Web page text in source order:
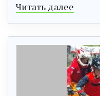
Читать далее